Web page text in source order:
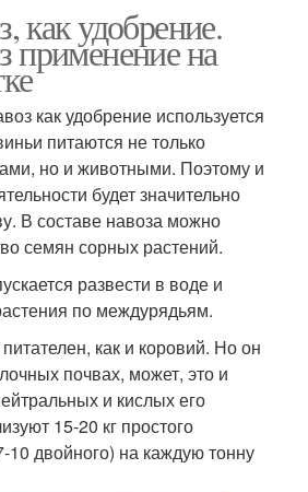
как удобрение.
применение на
как удобрение используется
питаются не только
но и животными. Поэтому и
будет значительно
В составе навоза можно
семян сорных растений.
развести в воде и
по междурядьям.
как и коровий. Но он
почвах, может, это и
и кислых его
15-20 кг простого
двойного) на каждую тонну